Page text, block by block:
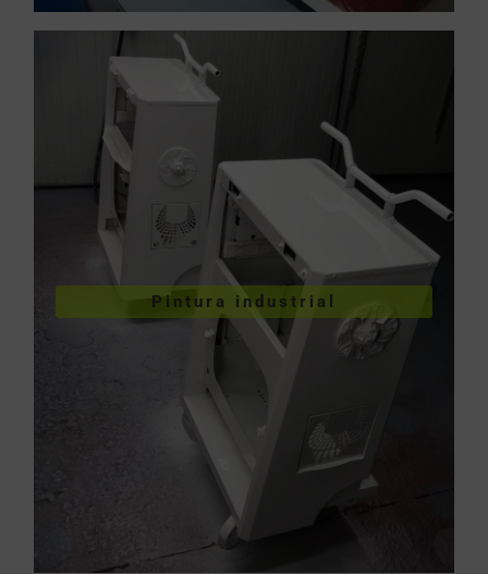
Pintura industrial
Pintura de piezas
industriales
VER PINTURA INDUSTRIAL